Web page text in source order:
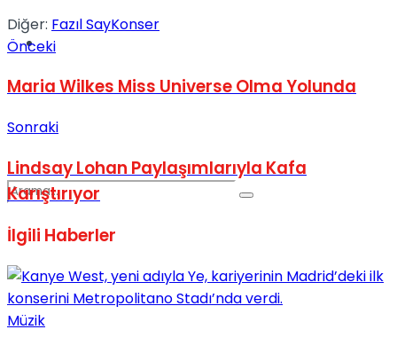
Podcast
No Result
Diğer: Fazıl SayKonser
Önceki
Maria Wilkes Miss Universe Olma Yolunda
Sonraki
Lindsay Lohan Paylaşımlarıyla Kafa
Karıştırıyor
İlgili Haberler
Müzik